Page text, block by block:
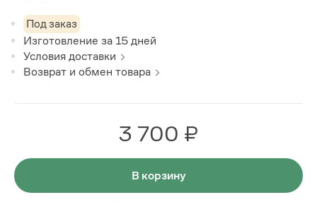
Под заказ
Изготовление за 15 дней
Условия доставки
Возврат и обмен товара
3 700 ₽
В корзину